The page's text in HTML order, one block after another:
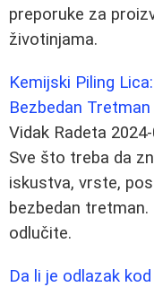
preporuke za
životinjama.
Kemijski Piling
Bezbedan Tretman
Vidak Radeta
Sve što treba da
iskustva, vrste,
bezbedan
odlučite.
Da li je odlazak